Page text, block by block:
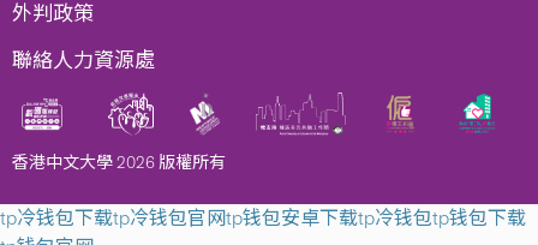
外判政策
聯絡人力資源處
香港中文大學 2026 版權所有
tp冷钱包下载tp冷钱包官网tp钱包安卓下载tp冷钱包tp钱包下载